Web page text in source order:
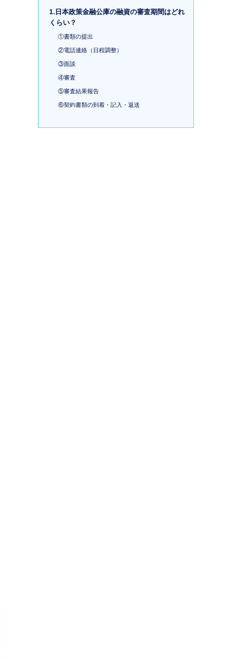
1.日本政策金融公庫の融資の審査期間はどれ
くらい？
①書類の提出
②電話連絡（日程調整）
③面談
④審査
⑤審査結果報告
⑥契約書類の到着・記入・返送